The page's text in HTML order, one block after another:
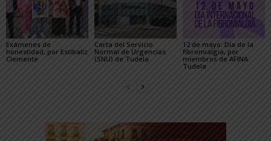
Exámenes de
honestidad, por Estíbaliz
Clemente
Carta del Servicio
Normal de Urgencias
(SNU) de Tudela
12 de mayo: Día de la
fibromialgia, por
miembros de AFINA
Tudela